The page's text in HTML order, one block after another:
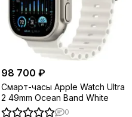
98 700 ₽
Смарт-часы Apple Watch Ultra
2 49mm Ocean Band White
0